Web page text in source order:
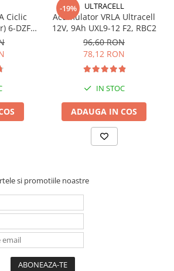
Ciclic
6-DZF-
-19% ULTRACELL
Acumulator VRLA Ultracell
12V, 9Ah UXL9-12 F2, RBC2
96,60 RON
78,12 RON
IN STOC
ADAUGA IN COS
si promotiile noastre